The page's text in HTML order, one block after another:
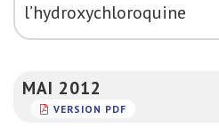
l’hydroxychloroquine
MAI 2012
VERSION PDF